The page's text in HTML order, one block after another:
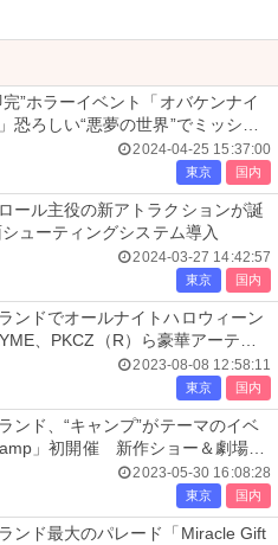
”ホラーイベント「オバケンナイ
恐ろしい“悪夢の世界”でミッショ
2024-04-25 15:37:00
東京 国内
ール主役の新アトラクションが誕
ューティングシステム導入
2024-03-27 14:42:57
東京 国内
ンドでオールナイトハロウィーン
、PKCZ（R）ら豪華アーティ
2023-08-08 12:58:11
東京 国内
ンド、“キャンプ”がテーマのイベ
」初開催 新作ショー＆劇場型
2023-05-30 16:08:28
東京 国内
ンド最大のパレード「Miracle Gift